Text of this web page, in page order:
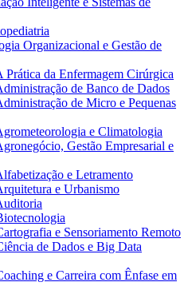
Organizacional e Gestão de
Prática da Enfermagem Cirúrgica
de Banco de Dados
de Micro e Pequenas
e Climatologia
Gestão Empresarial e
e Letramento
e Urbanismo
e Sensoriamento Remoto
de Dados e Big Data
e Carreira com Ênfase em